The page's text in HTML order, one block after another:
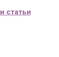
статьи